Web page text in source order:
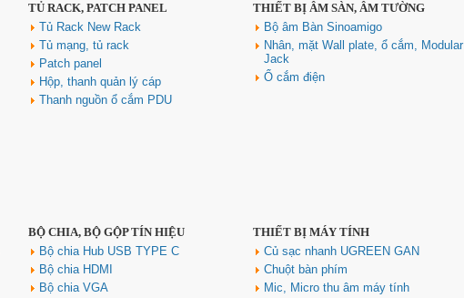
TỦ RACK, PATCH PANEL
Tủ Rack New Rack
Tủ mạng, tủ rack
Patch panel
Hộp, thanh quản lý cáp
Thanh nguồn ổ cắm PDU
THIẾT BỊ ÂM SÀN, ÂM TƯỜNG
Bộ âm Bàn Sinoamigo
Nhân, mặt Wall plate, ổ cắm, Modular
Jack
Ổ cắm điện
BỘ CHIA, BỘ GỘP TÍN HIỆU
Bộ chia Hub USB TYPE C
Bộ chia HDMI
Bộ chia VGA
THIẾT BỊ MÁY TÍNH
Củ sạc nhanh UGREEN GAN
Chuột bàn phím
Mic, Micro thu âm máy tính